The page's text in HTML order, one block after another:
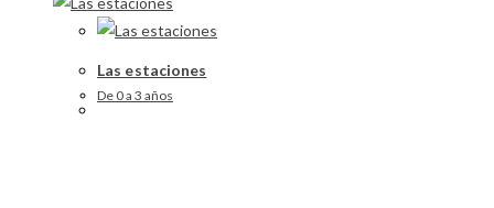
Las estaciones
De 0 a 3 años